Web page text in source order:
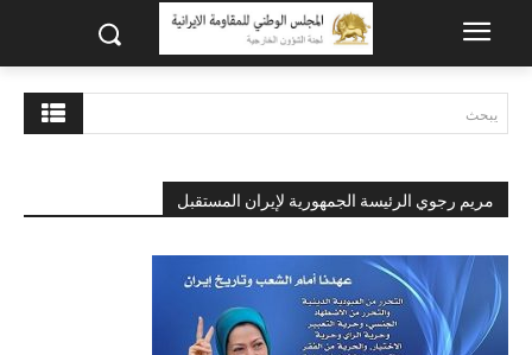
يبحث
مريم رجوي الرئيسة الجمهورية لإيران المستقبل